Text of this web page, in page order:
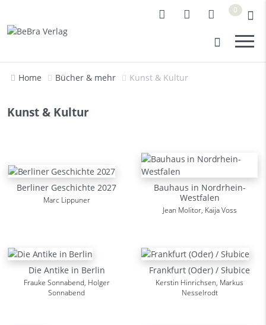
0
Home Bücher & mehr Kunst & Kultur
Kunst & Kultur
Berliner Geschichte 2027
Marc Lippuner
Bauhaus in Nordrhein-
Westfalen
Jean Molitor, Kaija Voss
Die Antike in Berlin
Frauke Sonnabend, Holger
Sonnabend
Frankfurt (Oder) / Słubice
Kerstin Hinrichsen, Markus
Nesselrodt